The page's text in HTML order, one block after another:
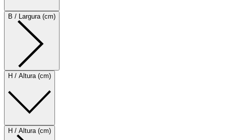
B / Largura (cm)
H / Altura (cm)
H / Altura (cm)